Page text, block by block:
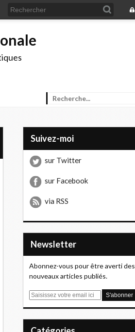
Suivez-moi
sur Twitter
sur Facebook
via RSS
Newsletter
Abonnez-vous pour être averti des
nouveaux articles publiés.
E